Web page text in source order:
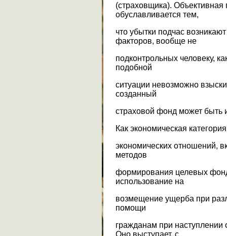
(страховщика). Объективная
обуславливается тем,
что убытки подчас
факторов, вообще не
подконтрольных человеку,
подобной
ситуации невозможно
созданный
страховой фонд может быть
Как экономическая
экономических отношений,
методов
формирования целевых
использование на
возмещение ущерба при
помощи
гражданам при
Оно выступает, с